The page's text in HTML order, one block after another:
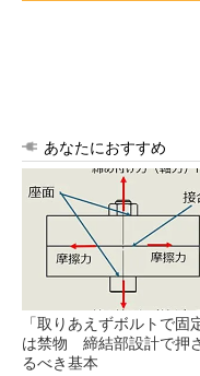
あなたにおすすめ
「取りあえずボルトで固
は禁物 締結部設計で押
るべき基本